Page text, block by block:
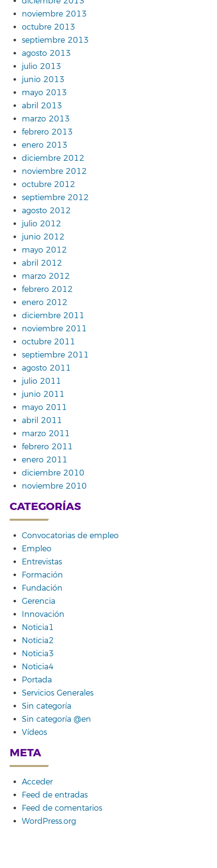
noviembre 2013
octubre 2013
septiembre 2013
agosto 2013
julio 2013
junio 2013
mayo 2013
abril 2013
marzo 2013
febrero 2013
enero 2013
diciembre 2012
noviembre 2012
octubre 2012
septiembre 2012
agosto 2012
julio 2012
junio 2012
mayo 2012
abril 2012
marzo 2012
febrero 2012
enero 2012
diciembre 2011
noviembre 2011
octubre 2011
septiembre 2011
agosto 2011
julio 2011
junio 2011
mayo 2011
abril 2011
marzo 2011
febrero 2011
enero 2011
diciembre 2010
noviembre 2010
CATEGORÍAS
Convocatorias de empleo
Empleo
Entrevistas
Formación
Fundación
Gerencia
Innovación
Noticia1
Noticia2
Noticia3
Noticia4
Portada
Servicios Generales
Sin categoría
Sin categoría @en
Vídeos
META
Acceder
Feed de entradas
Feed de comentarios
WordPress.org